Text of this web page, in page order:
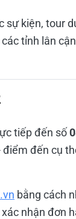
sự kiện, tour
tỉnh lân
tiếp đến số
đến cụ
bằng cách
nhận đơn